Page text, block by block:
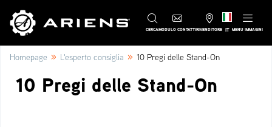
CERCAMODULO CONTATTIRIVENDITORE IT MENU IMMAGINI
Homepage » L'esperto consiglia » 10 Pregi delle Stand-On
10 Pregi delle Stand-On